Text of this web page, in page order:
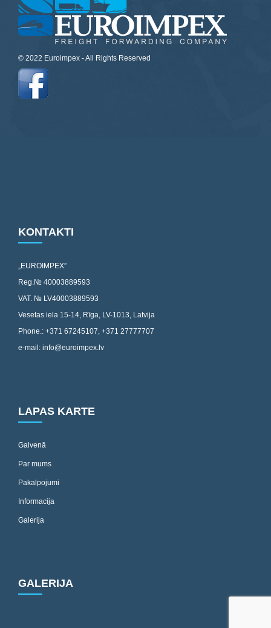
© 2022 Euroimpex - All Rights Reserved
KONTAKTI
„EUROIMPEX”
Reg.№ 40003889593
VAT. № LV40003889593
Vesetas iela 15-14, Rīga, LV-1013, Latvija
Phone.: +371 67245107, +371 27777707
e-mail: info@euroimpex.lv
LAPAS KARTE
Galvenā
Par mums
Pakalpojumi
Informacija
Galerija
GALERIJA